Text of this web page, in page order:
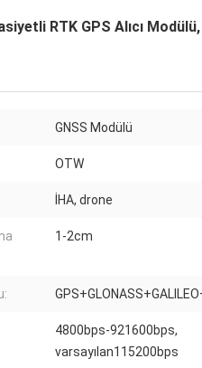
RTK GPS Alıcı
GNSS Modülü
OTW
İHA, drone
1-2cm
4800bps-921600bps,
varsayılan115200bps